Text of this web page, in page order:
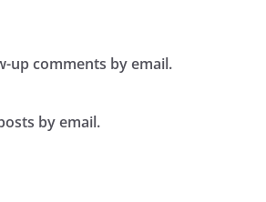
up comments by email.
by email.